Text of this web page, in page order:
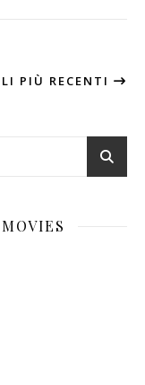
PIÙ RECENTI